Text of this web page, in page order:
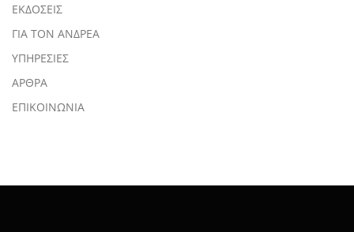
ΕΚΔΟΣΕΙΣ
ΓΙΑ ΤΟΝ ΑΝΔΡΕΑ
ΥΠΗΡΕΣΙΕΣ
ΑΡΘΡΑ
ΕΠΙΚΟΙΝΩΝΙΑ